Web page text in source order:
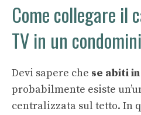
Come collegare il
TV in un
Devi sapere che se abiti
probabilmente esiste
centralizzata sul tetto. In